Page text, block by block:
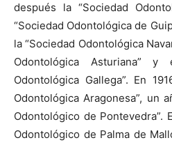
después la “Sociedad
“Sociedad Odontológica de
la “Sociedad Odontológica
Odontológica Asturiana”
Odontológica Gallega”. En
Odontológica Aragonesa”, un
Odontológico de Pontevedra”.
Odontológico de Palma de